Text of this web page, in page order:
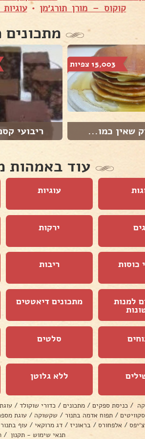
קוקוס – מורן תורג׳מן •
15,003 צפיות
שאין כמו... ריבועי
עוד באמהות
עוגיות
ירקות
כוסות ריבות
למנות מתכונים דיאטטים
סלטים
ללא גלוטן
/ כניסת ספקים / מתכונים / כדורי שוקולד /
/ תפוח אדמה בתנור / שקשוקה / עוגת
/ אלפחורס / בראוניז / דג מרוקאי / עוף בתנור
תנאי שימוש - תקנון /